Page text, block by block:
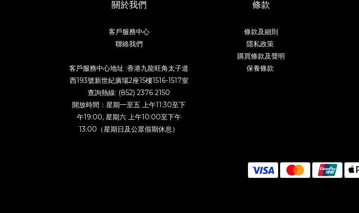
關於我們
客戶服務中心
聯絡我們
客戶服務中心地址 :香港九龍旺角太子道
西193號新世紀廣場2座15樓1516-1517室
查詢熱線: (852) 2376 2150
開放時間：星期一至五 上午11:30至下
午19:00, 星期六 上午10:00至下午
13:00（星期日及公眾假期休息）
條款
條款及細則
隱私政策
購買條款及聲明
保養條款